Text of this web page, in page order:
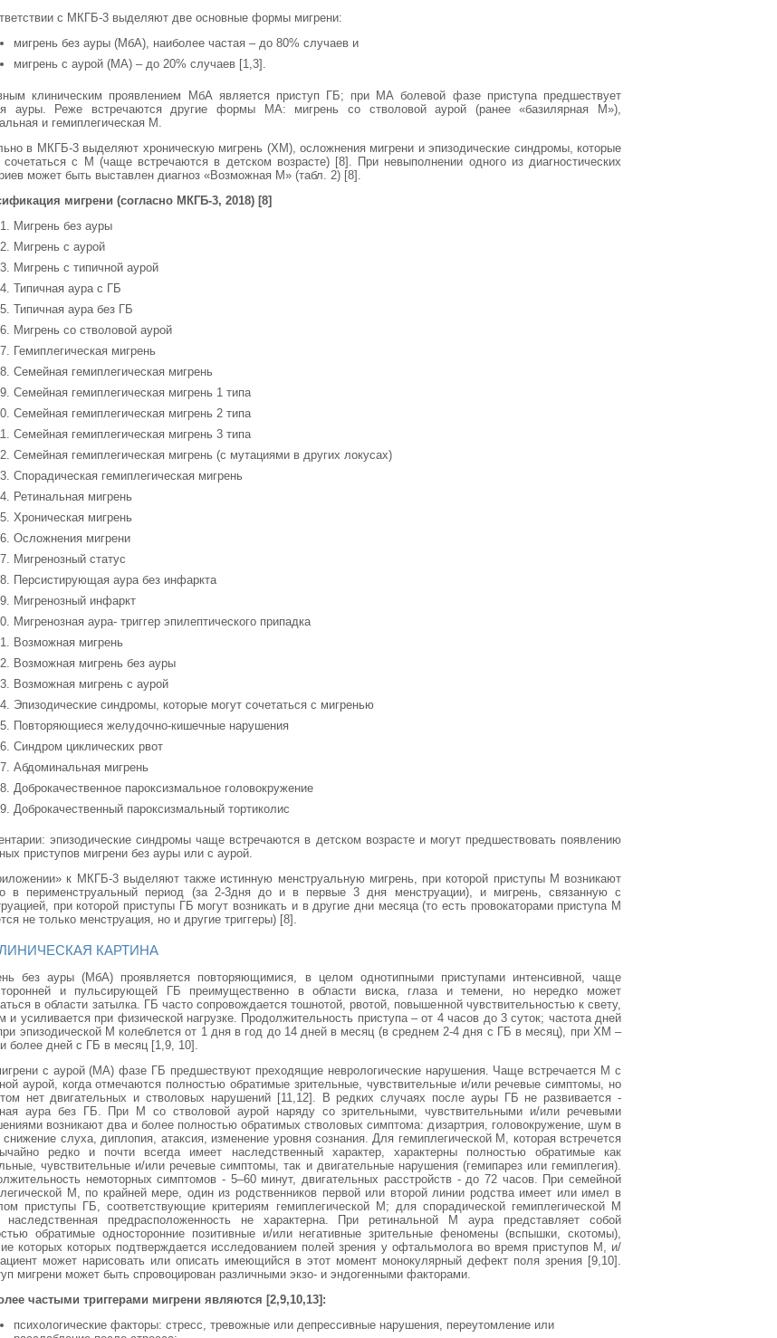
с МКГБ-3 выделяют две основные формы мигрени:
мигрень без ауры (МбА), наиболее частая – до 80% случаев и
мигрень с аурой (МА) – до 20% случаев [1,3].
клиническим проявлением МбА является приступ ГБ; при МА болевой фазе приступа предшествует
ауры. Реже встречаются другие формы МА: мигрень со стволовой аурой (ранее «базилярная М»),
и гемиплегическая М.
в МКГБ-3 выделяют хроническую мигрень (ХМ), осложнения мигрени и эпизодические синдромы, которые
сочетаться с М (чаще встречаются в детском возрасте) [8]. При невыполнении одного из диагностических
может быть выставлен диагноз «Возможная М» (табл. 2) [8].
мигрени (согласно МКГБ-3, 2018) [8]
Мигрень без ауры
Мигрень с аурой
Мигрень с типичной аурой
Типичная аура с ГБ
Типичная аура без ГБ
Мигрень со стволовой аурой
Гемиплегическая мигрень
Семейная гемиплегическая мигрень
Семейная гемиплегическая мигрень 1 типа
Семейная гемиплегическая мигрень 2 типа
Семейная гемиплегическая мигрень 3 типа
Семейная гемиплегическая мигрень (с мутациями в других локусах)
Спорадическая гемиплегическая мигрень
Ретинальная мигрень
Хроническая мигрень
Осложнения мигрени
Мигренозный статус
Персистирующая аура без инфаркта
Мигренозный инфаркт
Мигренозная аура- триггер эпилептического припадка
Возможная мигрень
Возможная мигрень без ауры
Возможная мигрень с аурой
Эпизодические синдромы, которые могут сочетаться с мигренью
Повторяющиеся желудочно-кишечные нарушения
Синдром циклических рвот
Абдоминальная мигрень
Доброкачественное пароксизмальное головокружение
Доброкачественный пароксизмальный тортиколис
эпизодические синдромы чаще встречаются в детском возрасте и могут предшествовать появлению
приступов мигрени без ауры или с аурой.
к МКГБ-3 выделяют также истинную менструальную мигрень, при которой приступы М возникают
в перименструальный период (за 2-3дня до и в первые 3 дня менструации), и мигрень, связанную с
при которой приступы ГБ могут возникать и в другие дни месяца (то есть провокаторами приступа М
не только менструация, но и другие триггеры) [8].
КАРТИНА
без ауры (МбА) проявляется повторяющимися, в целом однотипными приступами интенсивной, чаще
и пульсирующей ГБ преимущественно в области виска, глаза и темени, но нередко может
в области затылка. ГБ часто сопровождается тошнотой, рвотой, повышенной чувствительностью к свету,
и усиливается при физической нагрузке. Продолжительность приступа – от 4 часов до 3 суток; частота дней
эпизодической М колеблется от 1 дня в год до 14 дней в месяц (в среднем 2-4 дня с ГБ в месяц), при ХМ –
более дней с ГБ в месяц [1,9, 10].
с аурой (МА) фазе ГБ предшествуют преходящие неврологические нарушения. Чаще встречается М с
аурой, когда отмечаются полностью обратимые зрительные, чувствительные и/или речевые симптомы, но
нет двигательных и стволовых нарушений [11,12]. В редких случаях после ауры ГБ не развивается -
аура без ГБ. При М со стволовой аурой наряду со зрительными, чувствительными и/или речевыми
возникают два и более полностью обратимых стволовых симптома: дизартрия, головокружение, шум в
слуха, диплопия, атаксия, изменение уровня сознания. Для гемиплегической М, которая встречется
редко и почти всегда имеет наследственный характер, характерны полностью обратимые как
чувствительные и/или речевые симптомы, так и двигательные нарушения (гемипарез или гемиплегия).
немоторных симптомов - 5–60 минут, двигательных расстройств - до 72 часов. При семейной
М, по крайней мере, один из родственников первой или второй линии родства имеет или имел в
приступы ГБ, соответствующие критериям гемиплегической М; для спорадической гемиплегической М
наследственная предрасположенность не характерна. При ретинальной М аура представляет собой
обратимые односторонние позитивные и/или негативные зрительные феномены (вспышки, скотомы),
которых которых подтверждается исследованием полей зрения у офтальмолога во время приступов М, и/
может нарисовать или описать имеющийся в этот момент монокулярный дефект поля зрения [9,10].
мигрени может быть спровоцирован различными экзо- и эндогенными факторами.
частыми триггерами мигрени являются [2,9,10,13]:
психологические факторы: стресс, тревожные или депрессивные нарушения, переутомление или